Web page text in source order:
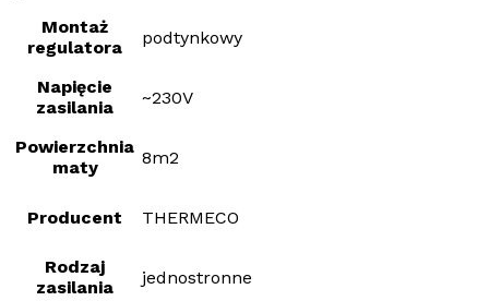
Montaż
regulatora
podtynkowy
Napięcie
zasilania
~230V
Powierzchnia
maty
8m2
Producent THERMECO
Rodzaj
zasilania
jednostronne